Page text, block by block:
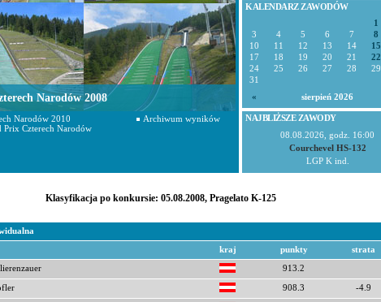
KALENDARZ ZAWODÓW
1
3
4 5 6 7 8
10
11 12 13 14 15
17
18 19 20 21 22
24
25 26 27 28 29
31
«
sierpień 2026
NAJBLIŻSZE ZAWODY
08.08.2026, godz. 16:00
Courchevel HS-132
LGP K ind.
Klasyfikacja po konkursie: 05.08.2008, Pragelato K-125
kraj punkty strata
913.2
908.3 -4.9
Narodów 2008
Narodów 2010
Archiwum wyników
Prix Czterech Narodów